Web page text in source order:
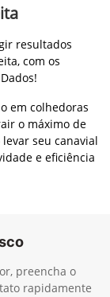
resultados
com os
em colhedoras
o máximo de
seu canavial
e eficiência
preencha o
rapidamente